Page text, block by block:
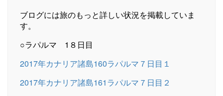
ブログには旅のもっと詳しい状況を掲載していま
す。
○ラパルマ 1８日目
2017年カナリア諸島160ラパルマ７日目１
2017年カナリア諸島161ラパルマ７日目２